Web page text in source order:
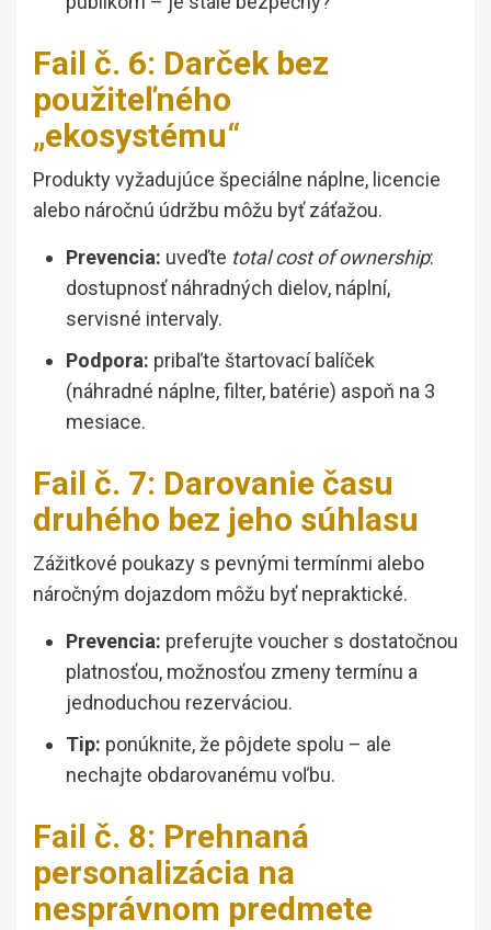
Fail č. 6: Darček bez
použiteľného
„ekosystému“
Produkty vyžadujúce špeciálne náplne, licencie
alebo náročnú údržbu môžu byť záťažou.
Prevencia: uveďte total cost of ownership:
dostupnosť náhradných dielov, náplní,
servisné intervaly.
Podpora: pribaľte štartovací balíček
(náhradné náplne, filter, batérie) aspoň na 3
mesiace.
Fail č. 7: Darovanie času
druhého bez jeho súhlasu
Zážitkové poukazy s pevnými termínmi alebo
náročným dojazdom môžu byť nepraktické.
Prevencia: preferujte voucher s dostatočnou
platnosťou, možnosťou zmeny termínu a
jednoduchou rezerváciou.
Tip: ponúknite, že pôjdete spolu – ale
nechajte obdarovanému voľbu.
Fail č. 8: Prehnaná
personalizácia na
nesprávnom predmete